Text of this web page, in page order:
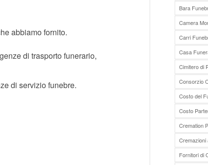
abbiamo fornito.
di trasporto funerario,
di servizio funebre.
Bara
Camera
Carri
Casa
Cimitero di
Consorzio
Costo del
Costo
Cremation
Cremazioni
Fornitori di